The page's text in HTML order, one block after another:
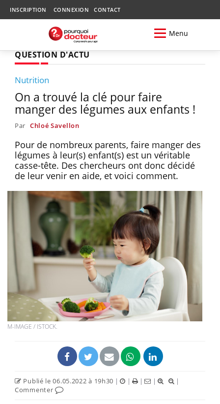
INSCRIPTION CONNEXION CONTACT
Menu
QUESTION D'ACTU
Nutrition
On a trouvé la clé pour faire
manger des légumes aux enfants !
Par Chloé Savellon
Pour de nombreux parents, faire manger des
légumes à leur(s) enfant(s) est un véritable
casse-tête. Des chercheurs ont donc décidé
de leur venir en aide, et voici comment.
M-IMAGE / ISTOCK.
Publié le 06.05.2022 à 19h30 | | | |
|
Commenter